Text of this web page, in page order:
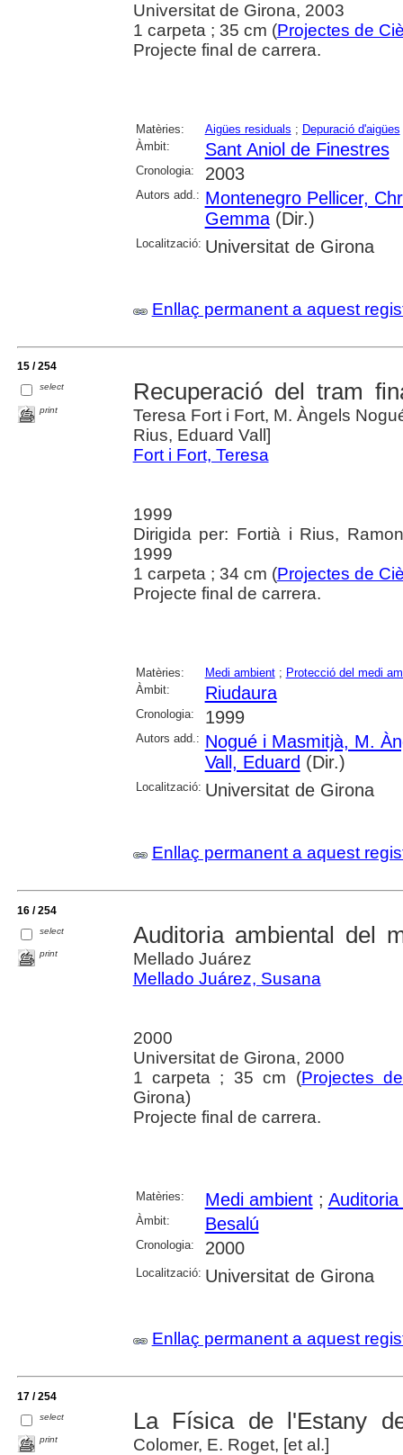
Universitat de Girona, 2003
1 carpeta ; 35 cm (Projectes de
Projecte final de carrera.
Matèries: Aigües residuals ; Depuració d'aigües
Àmbit:
Sant Aniol de Finestres
Cronologia: 2003
Autors add.: Montenegro Pellicer,
Gemma(Dir.)
Localització: Universitat de Girona
Enllaç permanent a aquest
15 / 254
select
print
Recuperació del tram
Teresa Fort i Fort, M. Àngels
Rius, Eduard Vall]
Fort i Fort, Teresa
1999
Dirigida per: Fortià i Rius,
1999
1 carpeta ; 34 cm (Projectes de
Projecte final de carrera.
Matèries: Medi ambient; Protecció del medi
Àmbit:
Riudaura
Cronologia: 1999
Autors add.: Nogué i Masmitjà, M.
Vall, Eduard (Dir.)
Localització: Universitat de Girona
Enllaç permanent a aquest
16 / 254
select
print
Auditoria ambiental del
Mellado Juárez
Mellado Juárez, Susana
2000
Universitat de Girona, 2000
1 carpeta ; 35 cm (Projectes
Girona)
Projecte final de carrera.
Matèries: Medi ambient;
Àmbit: Besalú
Cronologia: 2000
Localització: Universitat de Girona
Enllaç permanent a aquest
17 / 254
select
print
La Física de l'Estany
Colomer, E. Roget, [et al.]